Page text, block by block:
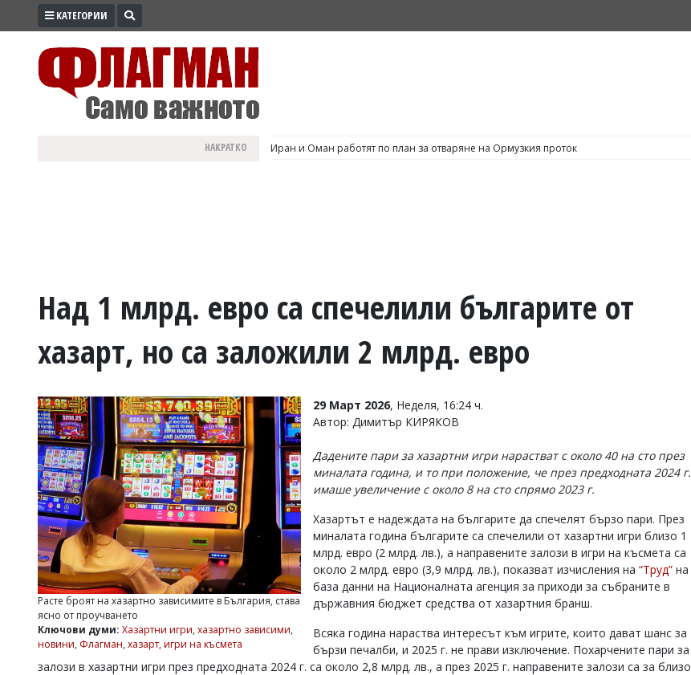
ПРОМО
ВОЙНАТА
УКРАЙНА
РАЗСЛЕДВАНЕ
БИЗНЕС
Управители:
Веселин
Василев,
v.vasilev@flagman.bg
Касабова,
k.kassabova@flagman.bg
Главен
редактор:
КАТЕГОРИИ
НАКРАТКО Иран и Оман работят по план за отваряне на Ормузкия проток
Над 1 млрд. евро са спечелили българите от
хазарт, но са заложили 2 млрд. евро
Расте броят на хазартно зависимите в България, става
ясно от проучването
Ключови думи: Хазартни игри, хазартно зависими,
новини, Флагман, хазарт, игри на късмета
29 Март 2026, Неделя, 16:24 ч.
Автор: Димитър КИРЯКОВ
Дадените пари за хазартни игри нарастват с около 40 на сто през
миналата година, и то при положение, че през предходната 2024 г.
имаше увеличение с около 8 на сто спрямо 2023 г.
Хазартът е надеждата на българите да спечелят бързо пари. През
миналата година българите са спечелили от хазартни игри близо 1
млрд. евро (2 млрд. лв.), а направените залози в игри на късмета са
около 2 млрд. евро (3,9 млрд. лв.), показват изчисления на “Труд” на
база данни на Националната агенция за приходи за събраните в
държавния бюджет средства от хазартния бранш.
Всяка година нараства интересът към игрите, които дават шанс за
бързи печалби, и 2025 г. не прави изключение. Похарчените пари за
залози в хазартни игри през предходната 2024 г. са около 2,8 млрд. лв., а през 2025 г. направените залози са за близо